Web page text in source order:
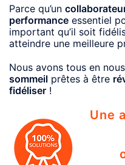
​Parce qu’un
performance essentiel
important qu’il soit
atteindre une meilleure
​Nous avons tous en
sommeil prêtes à être
fidéliser !
Une